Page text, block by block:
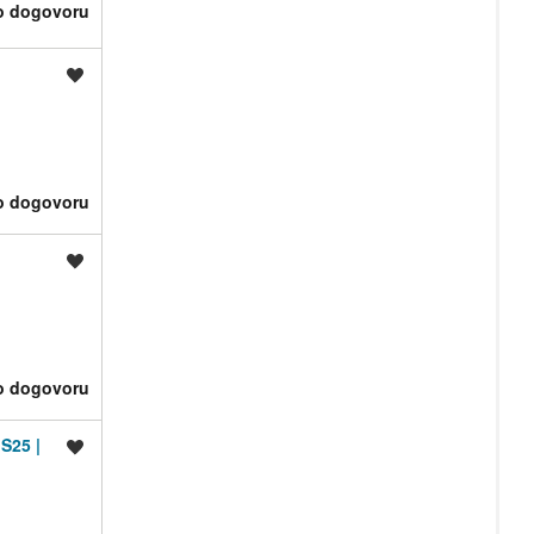
dogovoru
dogovoru
dogovoru
|